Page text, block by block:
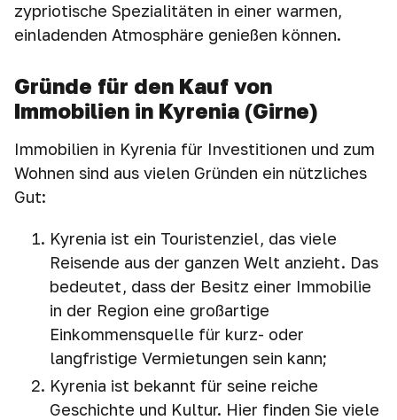
zypriotische Spezialitäten in einer warmen,
einladenden Atmosphäre genießen können.
Gründe für den Kauf von
Immobilien in Kyrenia (Girne)
Immobilien in Kyrenia für Investitionen und zum
Wohnen sind aus vielen Gründen ein nützliches
Gut:
Kyrenia ist ein Touristenziel, das viele
Reisende aus der ganzen Welt anzieht. Das
bedeutet, dass der Besitz einer Immobilie
in der Region eine großartige
Einkommensquelle für kurz- oder
langfristige Vermietungen sein kann;
Kyrenia ist bekannt für seine reiche
Geschichte und Kultur. Hier finden Sie viele